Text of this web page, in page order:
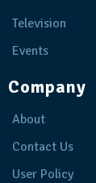
Television
Events
Company
About
Contact Us
User Policy